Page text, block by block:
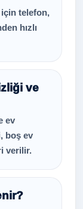
için telefon,
hızlı
ve
ev
boş ev
verilir.